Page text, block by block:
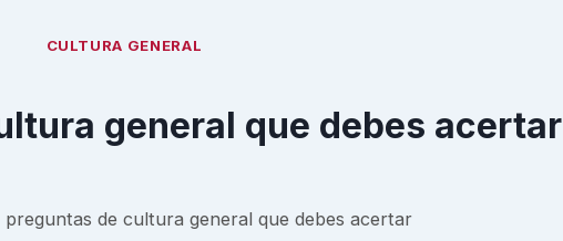
CULTURA GENERAL
general que debes acertar
preguntas de cultura general que debes acertar